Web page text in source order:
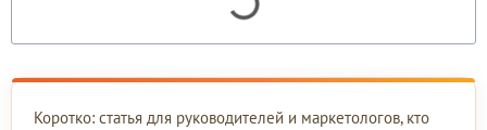
Коротко: статья для руководителей и маркетологов, кто